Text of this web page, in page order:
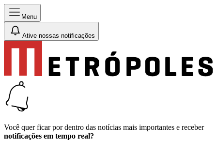
Menu
Ative nossas notificações
Você quer ficar por dentro das notícias mais importantes e receber
notificações em tempo real?